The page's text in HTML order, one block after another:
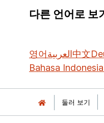
다른 언어로 보기
영어العربية中文
Bahasa Indonesia
둘러 보기